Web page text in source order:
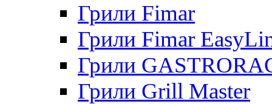
Грили Fimar
Грили Fimar
Грили
Грили Grill Master